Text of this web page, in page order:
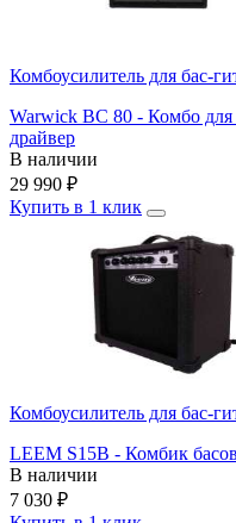
Комбоусилитель для бас-
Warwick BC 80 - Комбо
драйвер
В наличии
29 990 ₽
Купить в 1 клик
Комбоусилитель для бас-
LEEM S15B - Комбик
В наличии
7 030 ₽